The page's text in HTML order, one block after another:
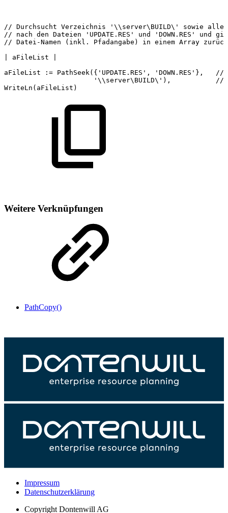
// Durchsucht Verzeichnis '\\server\BUILD\' sowie
alle
//
nach den Dateien 'UPDATE.RES' und 'DOWN.RES' und
// Datei-Namen (inkl. Pfadangabe) in einem Array
aFileList
aFileList
:= PathSeek({'UPDATE.RES', 'DOWN.RES'},
//
'\\server\BUILD\'),
//
WriteLn(aFileList)
Weitere Verknüpfungen
PathCopy()
Impressum
Datenschutzerklärung
Copyright Dontenwill AG